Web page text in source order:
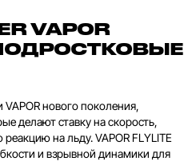
VAPOR
ПОДРОСТКОВЫЕ
нового поколения,
делают ставку на скорость,
на льду. VAPOR FLYLITE
и взрывной динамики для